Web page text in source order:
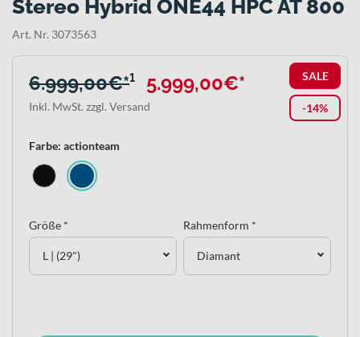
Stereo Hybrid ONE44 HPC AT 800
Art. Nr. 3073563
SALE
-14%
6.999,00€*¹ 5.999,00€*
Inkl. MwSt. zzgl. Versand
Farbe: actionteam
Größe *
L | (29")
Rahmenform *
Diamant